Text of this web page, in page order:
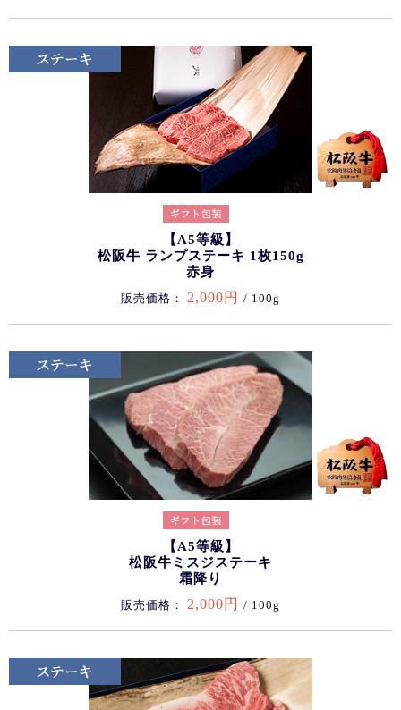
【A5等級】
松阪牛 ランプステーキ 1枚150g
赤身
販売価格： 2,000円 / 100g
【A5等級】
松阪牛ミスジステーキ
霜降り
販売価格： 2,000円 / 100g